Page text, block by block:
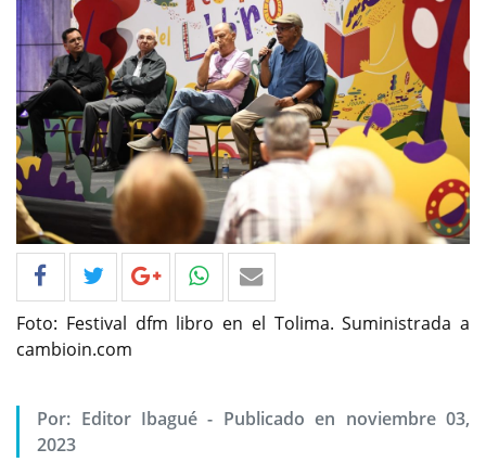
Foto: Festival dfm libro en el Tolima. Suministrada a
cambioin.com
Por: Editor Ibagué - Publicado en noviembre 03,
2023